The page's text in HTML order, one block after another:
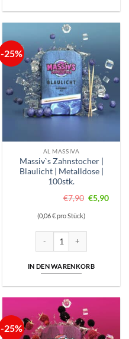
-25%
AL MASSIVA
Massiv`s Zahnstocher |
Blaulicht | Metalldose |
100stk.
€7,90 €5,90
(0,06 € pro Stück)
IN DEN WARENKORB
-25%